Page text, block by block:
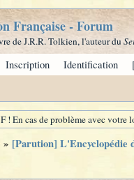
Française - Forum
de J.R.R. Tolkien, l'auteur du
Inscription Identification
! En cas de problème avec
» [Parution] L'Encyclopédie